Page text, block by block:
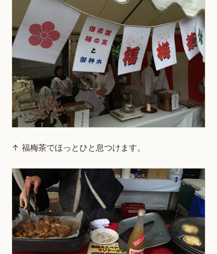
↑ 福梅茶でほっとひと息つけます。